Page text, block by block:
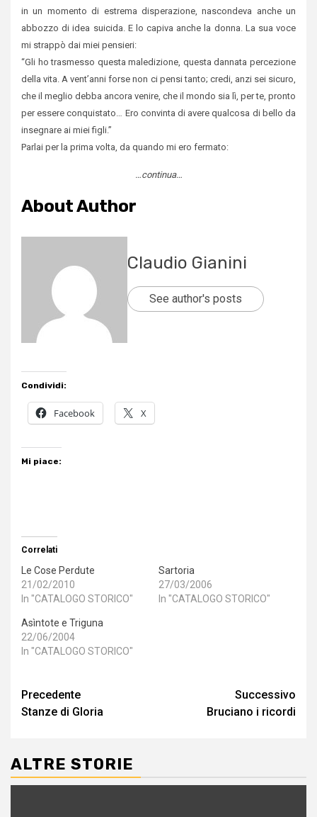
in un momento di estrema disperazione, nascondeva anche un
abbozzo di idea suicida. E lo capiva anche la donna. La sua voce
mi strappò dai miei pensieri:
“Gli ho trasmesso questa maledizione, questa dannata percezione
della vita. A vent’anni forse non ci pensi tanto; credi, anzi sei sicuro,
che il meglio debba ancora venire, che il mondo sia lì, per te, pronto
per essere conquistato… Ero convinta di avere qualcosa di bello da
insegnare ai miei figli.”
Parlai per la prima volta, da quando mi ero fermato:
…continua…
About Author
Claudio Gianini
See author's posts
Condividi:
Facebook X
Mi piace:
Correlati
Le Cose Perdute
21/02/2010
In "CATALOGO STORICO"
Sartoria
27/03/2006
In "CATALOGO STORICO"
Asìntote e Triguna
22/06/2004
In "CATALOGO STORICO"
Navigazione
articolo
Precedente
Stanze di Gloria
Successivo
Bruciano i ricordi
ALTRE STORIE